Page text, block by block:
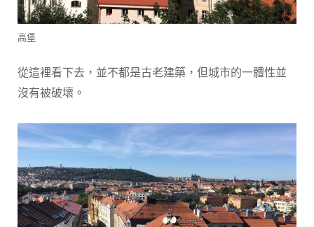
高堡
從這裡看下去，並不都是古老建築，但城市的一體性並
沒有被破壞。